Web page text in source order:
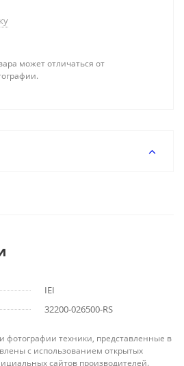
может отличаться от
IEI
32200-026500-RS
фотографии техники, представленные в
с использованием открытых
сайтов производителей.